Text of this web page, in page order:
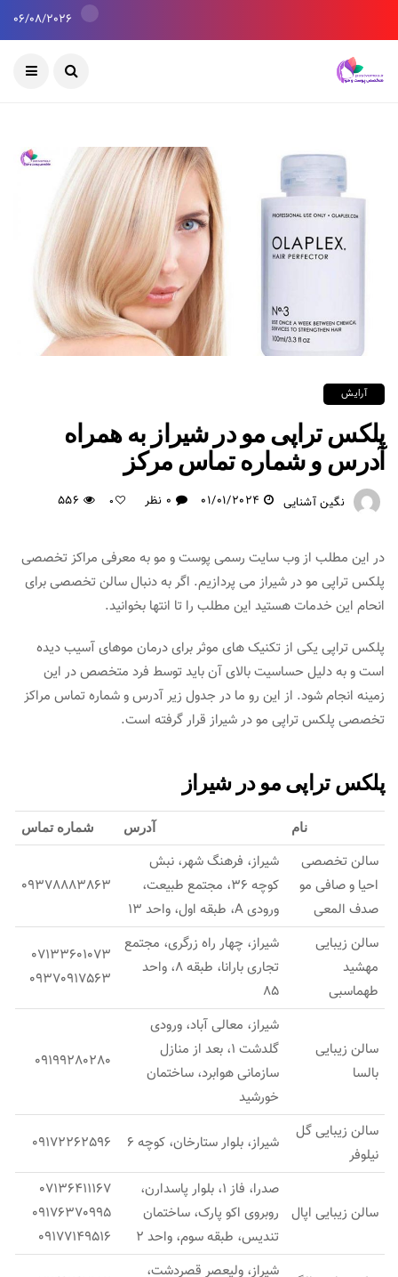
06/08/2026
آرایش
پلکس تراپی مو در شیراز به همراه
آدرس و شماره تماس مرکز
نگین آشنایی 01/01/2024 0 نظر 0
556
در این مطلب از وب سایت رسمی پوست و مو به معرفی مراکز تخصصی
پلکس تراپی مو در شیراز می پردازیم. اگر به دنبال سالن تخصصی برای
انحام این خدمات هستید این مطلب را تا انتها بخوانید.
پلکس تراپی یکی از تکنیک های موثر برای درمان موهای آسیب دیده
است و به دلیل حساسیت بالای آن باید توسط فرد متخصص در این
زمینه انجام شود. از این رو ما در جدول زیر آدرس و شماره تماس مراکز
تخصصی پلکس تراپی مو در شیراز قرار گرفته است.
پلکس تراپی مو در شیراز
نام آدرس شماره تماس
سالن تخصصی
احیا و صافی مو
صدف المعی
شیراز، فرهنگ شهر، نبش
کوچه 36، مجتمع طبیعت،
ورودی A، طبقه اول، واحد 13
09378883863
سالن زیبایی
مهشید
طهماسبی
شیراز، چهار راه زرگری، مجتمع
تجاری بارانا، طبقه 8، واحد
85
07133601073
09370917563
سالن زیبایی
بالسا
شيراز، معالى آباد، ورودى
گلدشت 1، بعد از منازل
سازمانى هوابرد، ساختمان
خورشيد
09199280280
سالن زیبایی گل
نیلوفر
شیراز، بلوار ستارخان، کوچه 6 09172262596
سالن زیبایی اپال
صدرا، فاز 1، بلوار پاسدارن،
روبروی اکو پارک، ساختمان
تندیس، طبقه سوم، واحد 2
07136411167
09176370995
09177149516
شیراز، ولیعصر قصردشت،